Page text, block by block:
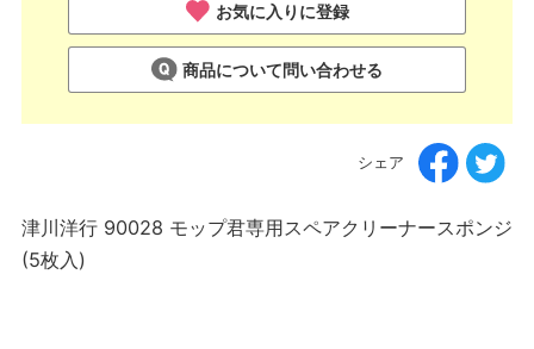
お気に入りに登録
商品について問い合わせる
シェア
津川洋行 90028 モップ君専用スペアクリーナースポンジ
(5枚入)